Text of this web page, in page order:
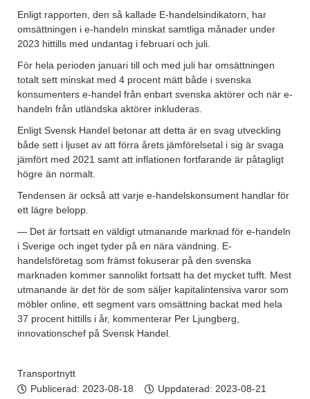
Enligt rapporten, den så kallade E-handelsindikatorn, har
omsättningen i e-handeln minskat samtliga månader under
2023 hittills med undantag i februari och juli.
För hela perioden januari till och med juli har omsättningen
totalt sett minskat med 4 procent mätt både i svenska
konsumenters e-handel från enbart svenska aktörer och när e-
handeln från utländska aktörer inkluderas.
Enligt Svensk Handel betonar att detta är en svag utveckling
både sett i ljuset av att förra årets jämförelsetal i sig är svaga
jämfört med 2021 samt att inflationen fortfarande är påtagligt
högre än normalt.
Tendensen är också att varje e-handelskonsument handlar för
ett lägre belopp.
— Det är fortsatt en väldigt utmanande marknad för e-handeln
i Sverige och inget tyder på en nära vändning. E-
handelsföretag som främst fokuserar på den svenska
marknaden kommer sannolikt fortsatt ha det mycket tufft. Mest
utmanande är det för de som säljer kapitalintensiva varor som
möbler online, ett segment vars omsättning backat med hela
37 procent hittills i år, kommenterar Per Ljungberg,
innovationschef på Svensk Handel.
Transportnytt
Publicerad: 2023-08-18 Uppdaterad: 2023-08-21